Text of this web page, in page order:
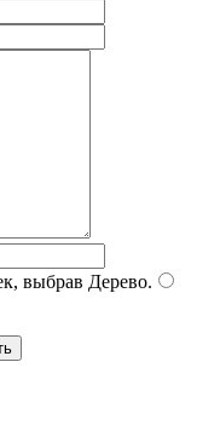
выбрав Дерево.